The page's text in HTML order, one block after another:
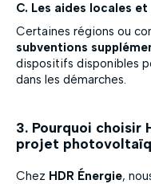
C. Les aides locales
Certaines régions ou
subventions
dispositifs disponibles
dans les démarches.
3. Pourquoi choisir
projet
Chez HDR Énergie,